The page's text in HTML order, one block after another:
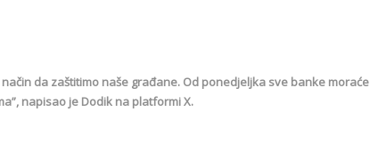
da zaštitimo naše građane. Od ponedjeljka sve banke moraće
napisao je Dodik na platformi X.